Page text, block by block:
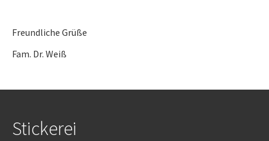
Freundliche Grüße
Fam. Dr. Weiß
Stickerei